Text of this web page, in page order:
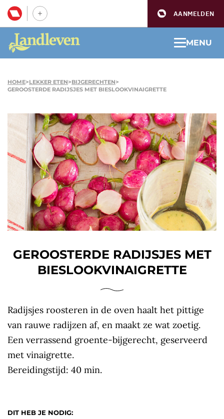
AANMELDEN
MENU
HOME>LEKKER ETEN>BIJGERECHTEN>
GEROOSTERDE RADIJSJES MET BIESLOOKVINAIGRETTE
GEROOSTERDE RADIJSJES MET
BIESLOOKVINAIGRETTE
Radijsjes roosteren in de oven haalt het pittige
van rauwe radijzen af, en maakt ze wat zoetig.
Een verrassend groente-bijgerecht, geserveerd
met vinaigrette.
Bereidingstijd: 40 min.
DIT HEB JE NODIG: